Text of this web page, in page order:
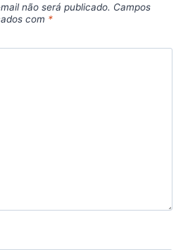
não será publicado. Campos
com *